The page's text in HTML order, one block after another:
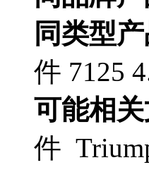
同类型产
件 7125
可能相关
件